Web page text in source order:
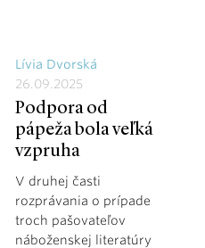
Lívia Dvorská
26.09.2025
Podpora od
pápeža bola veľká
vzpruha
V druhej časti
rozprávania o prípade
troch pašovateľov
náboženskej literatúry